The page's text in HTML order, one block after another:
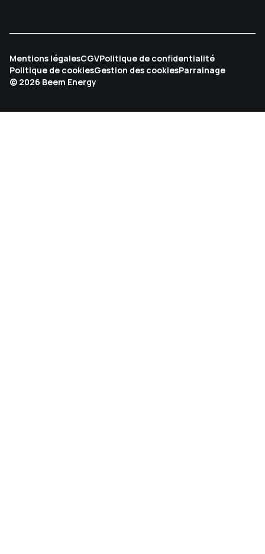
Pro & Entreprises
Mentions légalesCGVPolitique de confidentialité
Politique de cookiesGestion des cookiesParrainage
© 2026 Beem Energy